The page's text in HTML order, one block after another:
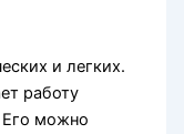
и легких.
работу
Его можно